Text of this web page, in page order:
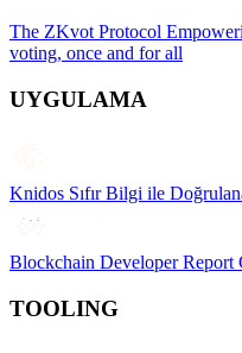
The ZKvot Protocol
voting, once and for all
UYGULAMA
Knidos Sıfır Bilgi ile
Blockchain Developer Report
TOOLING